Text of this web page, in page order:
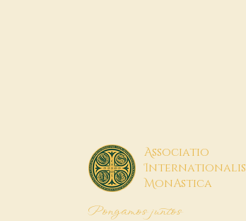
Associatio
Internationalis
MonAstica
Pongamos juntos